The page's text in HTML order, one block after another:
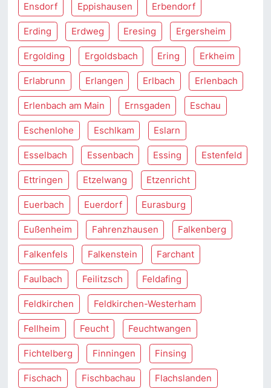
Ensdorf Eppishausen Erbendorf
Erding Erdweg Eresing Ergersheim
Ergolding Ergoldsbach Ering Erkheim
Erlabrunn Erlangen Erlbach Erlenbach
Erlenbach am Main Ernsgaden Eschau
Eschenlohe Eschlkam Eslarn
Esselbach Essenbach Essing Estenfeld
Ettringen Etzelwang Etzenricht
Euerbach Euerdorf Eurasburg
Eußenheim Fahrenzhausen Falkenberg
Falkenfels Falkenstein Farchant
Faulbach Feilitzsch Feldafing
Feldkirchen Feldkirchen-Westerham
Fellheim Feucht Feuchtwangen
Fichtelberg Finningen Finsing
Fischach Fischbachau Flachslanden